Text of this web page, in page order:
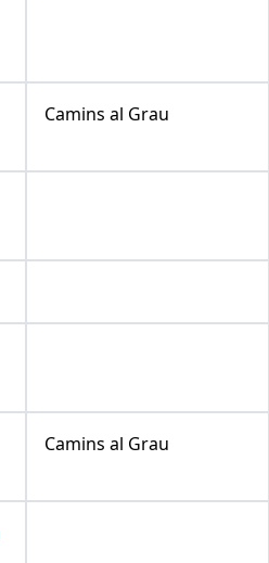
Camins al Grau
Camins al Grau